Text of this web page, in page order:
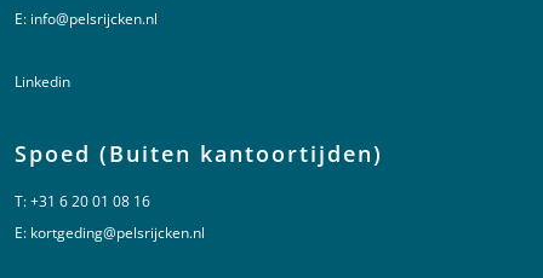
E: info@pelsrijcken.nl
Linkedin
Spoed (Buiten kantoortijden)
T:+31 6 20 01 08 16
E: kortgeding@pelsrijcken.nl